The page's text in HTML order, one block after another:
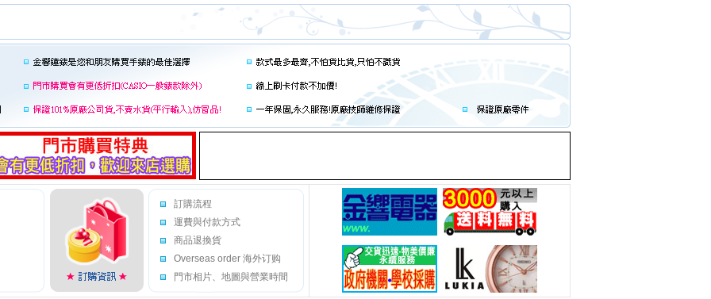
訂購流程
運費與付款方式
商品退換貨
Overseas order 海外订购
門市相片、地圖與營業時間